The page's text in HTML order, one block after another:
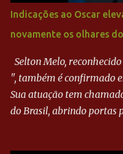
minutos depois,
goleiro rival, que
outra boa chance, mas
Indicações ao Oscar
novamente os olhares
Selton Melo,
", também é confirmado
Sua atuação tem
do Brasil, abrindo portas